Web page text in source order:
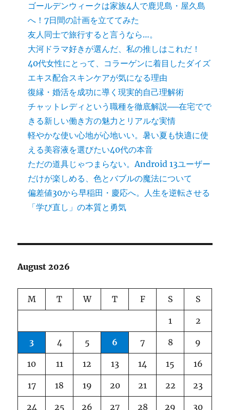
ゴールデンウィークは家族4人で鹿児島・屋久島
へ！7日間の計画を立ててみた
友人同士で旅行すると言うなら…。
大河ドラマ好きが選んだ、私の推しはこれだ！
40代女性にとって、コラーゲンに着目したダイズ
エキス配合スキンケアが気になる理由
復縁・婚活を成功に導く現実的自己理解術
チャットレディという職種を徹底解説──在宅でで
きる新しい働き方の魅力とリアルな実情
軽やかな使い心地が心地いい。暑い夏も快適に使
える美容液を選びたい40代の本音
ただの道具じゃつまらない。Android 13ユーザー
だけが楽しめる、色とバブルの魔法について
偏差値30から早稲田・慶応へ。人生を逆転させる
「学び直し」の本質と勇気
August 2026
M T W T F S S
1 2
3 4 5 6 7 8 9
10 11 12 13 14 15 16
17 18 19 20 21 22 23
24 25 26 27 28 29 30